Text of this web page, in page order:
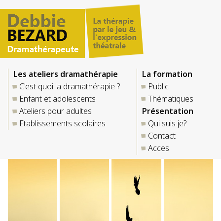
Les ateliers dramathérapie
C'est quoi la dramathérapie ?
Enfant et adolescents
Ateliers pour adultes
Etablissements scolaires
La formation
Public
Thématiques
Présentation
Qui suis je?
Contact
Acces